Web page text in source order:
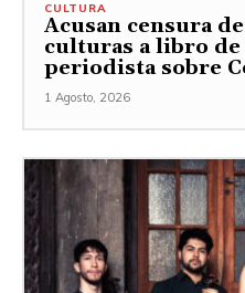
CULTURA
Acusan censura
culturas a libro
periodista sobre
1 Agosto, 2026